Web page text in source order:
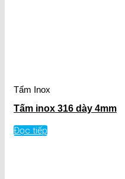
Tấm Inox
Tấm inox 316 dày 4mm
Đọc tiếp